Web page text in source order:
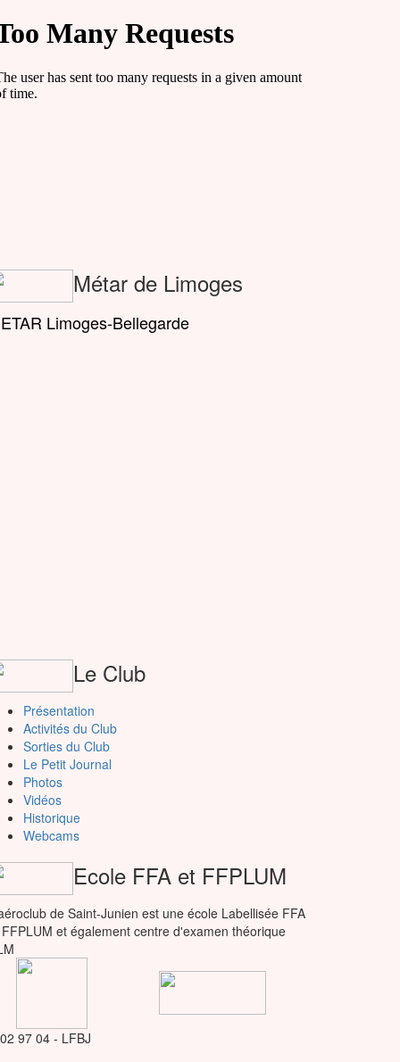
Métar de Limoges
Limoges-Bellegarde
Le Club
Présentation
Activités du Club
Sorties du Club
Le Petit Journal
Photos
Vidéos
Historique
Webcams
Ecole FFA et FFPLUM
de Saint-Junien est une école Labellisée FFA
et également centre d'examen théorique
97 04 - LFBJ